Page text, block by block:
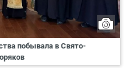
побывала в Свято-